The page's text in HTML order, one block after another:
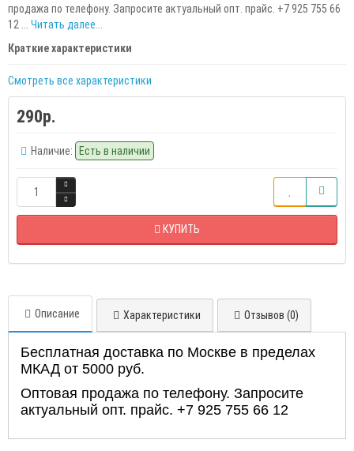
продажа по телефону. Запросите актуальный опт. прайс. +7 925 755 66
12 ... Читать далее...
Краткие характеристики
Смотреть все характеристики
290р.
Наличие: Есть в наличии
КУПИТЬ
Описание Характеристики Отзывов (0)
Бесплатная доставка по Москве в пределах
МКАД от 5000 руб.
Оптовая продажа по телефону. Запросите
актуальный опт. прайс. +7 925 755 66 12